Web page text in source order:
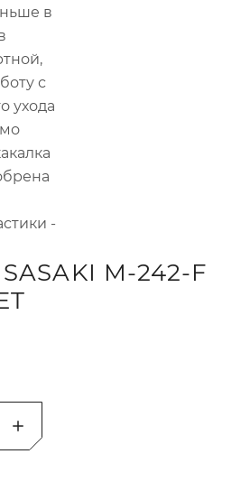
в
с
ухода
-
M-242-F